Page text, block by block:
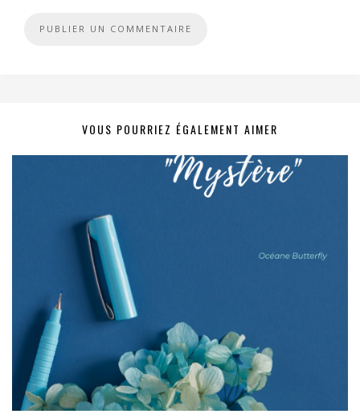
VOUS POURRIEZ ÉGALEMENT AIMER